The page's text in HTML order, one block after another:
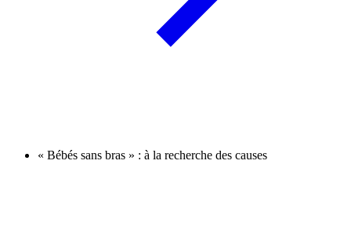
« Bébés sans bras » : à la recherche des causes